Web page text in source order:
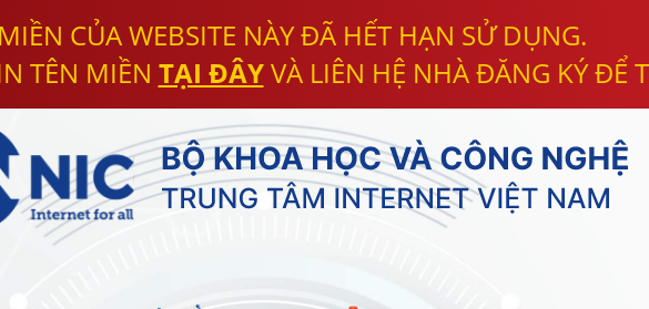
CỦA WEBSITE NÀY ĐÃ HẾT HẠN SỬ DỤNG.
TÊN MIỀN TẠI ĐÂYVÀ LIÊN HỆ NHÀ ĐĂNG KÝ ĐỂ